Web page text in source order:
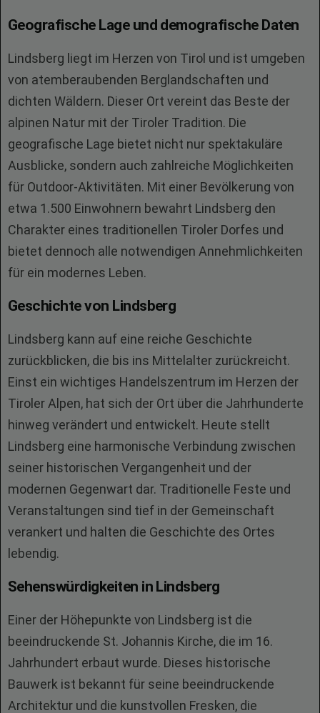
Geografische Lage und demografische Daten
Lindsberg liegt im Herzen von Tirol und ist umgeben
von atemberaubenden Berglandschaften und
dichten Wäldern. Dieser Ort vereint das Beste der
alpinen Natur mit der Tiroler Tradition. Die
geografische Lage bietet nicht nur spektakuläre
Ausblicke, sondern auch zahlreiche Möglichkeiten
für Outdoor-Aktivitäten. Mit einer Bevölkerung von
etwa 1.500 Einwohnern bewahrt Lindsberg den
Charakter eines traditionellen Tiroler Dorfes und
bietet dennoch alle notwendigen Annehmlichkeiten
für ein modernes Leben.
Geschichte von Lindsberg
Lindsberg kann auf eine reiche Geschichte
zurückblicken, die bis ins Mittelalter zurückreicht.
Einst ein wichtiges Handelszentrum im Herzen der
Tiroler Alpen, hat sich der Ort über die Jahrhunderte
hinweg verändert und entwickelt. Heute stellt
Lindsberg eine harmonische Verbindung zwischen
seiner historischen Vergangenheit und der
modernen Gegenwart dar. Traditionelle Feste und
Veranstaltungen sind tief in der Gemeinschaft
verankert und halten die Geschichte des Ortes
lebendig.
Sehenswürdigkeiten in Lindsberg
Einer der Höhepunkte von Lindsberg ist die
beeindruckende St. Johannis Kirche, die im 16.
Jahrhundert erbaut wurde. Dieses historische
Bauwerk ist bekannt für seine beeindruckende
Architektur und die kunstvollen Fresken, die